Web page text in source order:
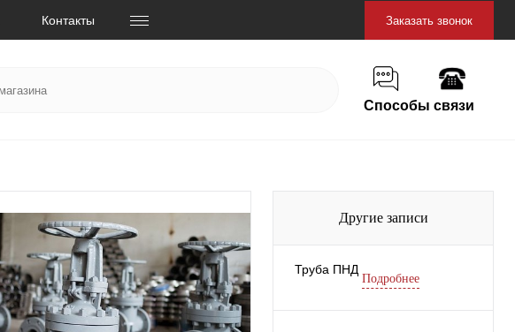
Контакты Заказать звонок
Способы связи
Другие записи
Труба ПНД
Подробнее